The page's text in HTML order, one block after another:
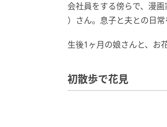
会社員をする傍らで、漫
）さん。息子と夫との日
生後1ヶ月の娘さんと、お
初散歩で花見